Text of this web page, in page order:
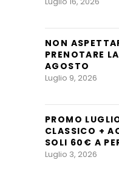
NON
PRENOTARE
AGOSTO
Luglio 9, 2026
PROMO
CLASSICO +
SOLI 60€ A
Luglio 3, 2026